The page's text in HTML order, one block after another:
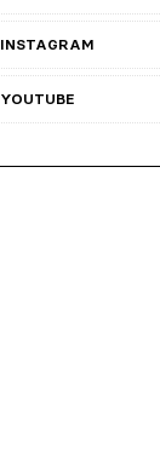
INSTAGRAM
YOUTUBE